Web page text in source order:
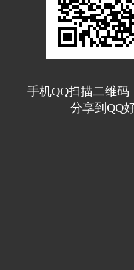
手机QQ扫描二维码
分享到QQ